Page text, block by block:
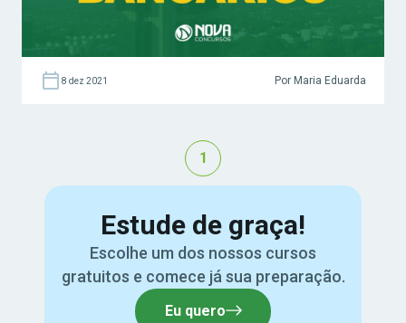
8 dez 2021 Por Maria Eduarda
1
Estude de graça!
Escolhe um dos nossos cursos
gratuitos e comece já sua preparação.
Eu quero